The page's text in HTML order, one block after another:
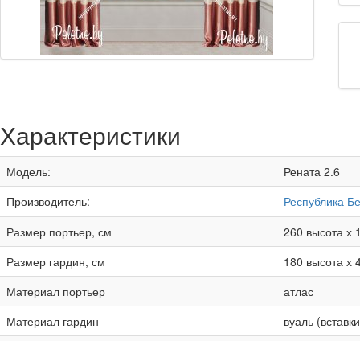
Характеристики
Модель:
Рената 2.6
Производитель:
Республика
Размер портьер, см
260 высота х
Размер гардин, см
180 высота х
Материал портьер
атлас
Материал гардин
вуаль